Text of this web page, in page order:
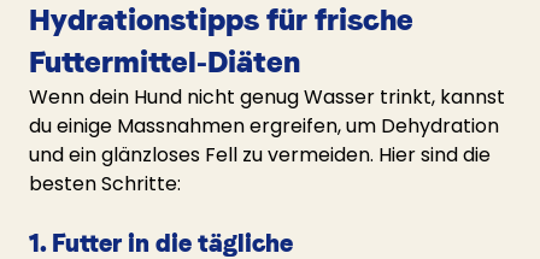
Hydrationstipps für frische
Futtermittel-Diäten
Wenn dein Hund nicht genug Wasser trinkt, kannst
du einige Massnahmen ergreifen, um Dehydration
und ein glänzloses Fell zu vermeiden. Hier sind die
besten Schritte:
1. Futter in die tägliche